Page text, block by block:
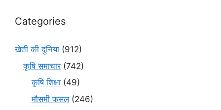
Categories
खेती की दुनिया (912)
कृषि समाचार(742)
कृषि शिक्षा (49)
मौसमी फसल(246)